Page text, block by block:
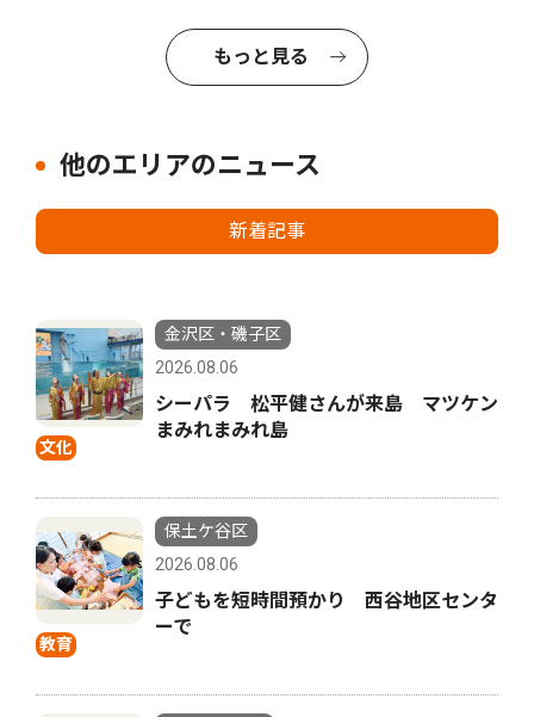
もっと見る
他のエリアのニュース
新着記事
文化
金沢区・磯子区
2026.08.06
シーパラ 松平健さんが来島 マツケン
まみれまみれ島
教育
保土ケ谷区
2026.08.06
子どもを短時間預かり 西谷地区センタ
ーで